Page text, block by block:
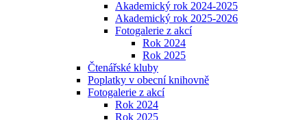
Akademický rok 2024-2025
Akademický rok 2025-2026
Fotogalerie z akcí
Rok 2024
Rok 2025
Čtenářské kluby
Poplatky v obecní knihovně
Fotogalerie z akcí
Rok 2024
Rok 2025